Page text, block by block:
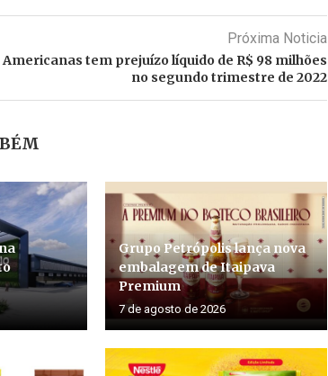
Próxima Noticia
Americanas tem prejuízo líquido de R$ 98 milhões
no segundo trimestre de 2022
Grupo Petrópolis lança nova
embalagem de Itaipava
Premium
7 de agosto de 2026